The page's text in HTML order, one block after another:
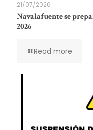
21/07/2026
Navalafuente se
2026
Read more